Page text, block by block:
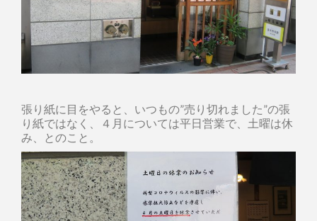
張り紙に目をやると、いつもの”売り切れました”の張
り紙ではなく、４月については平日営業で、土曜は休
み、とのこと。